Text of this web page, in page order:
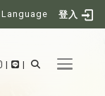
Language 登入
Toggle
| |